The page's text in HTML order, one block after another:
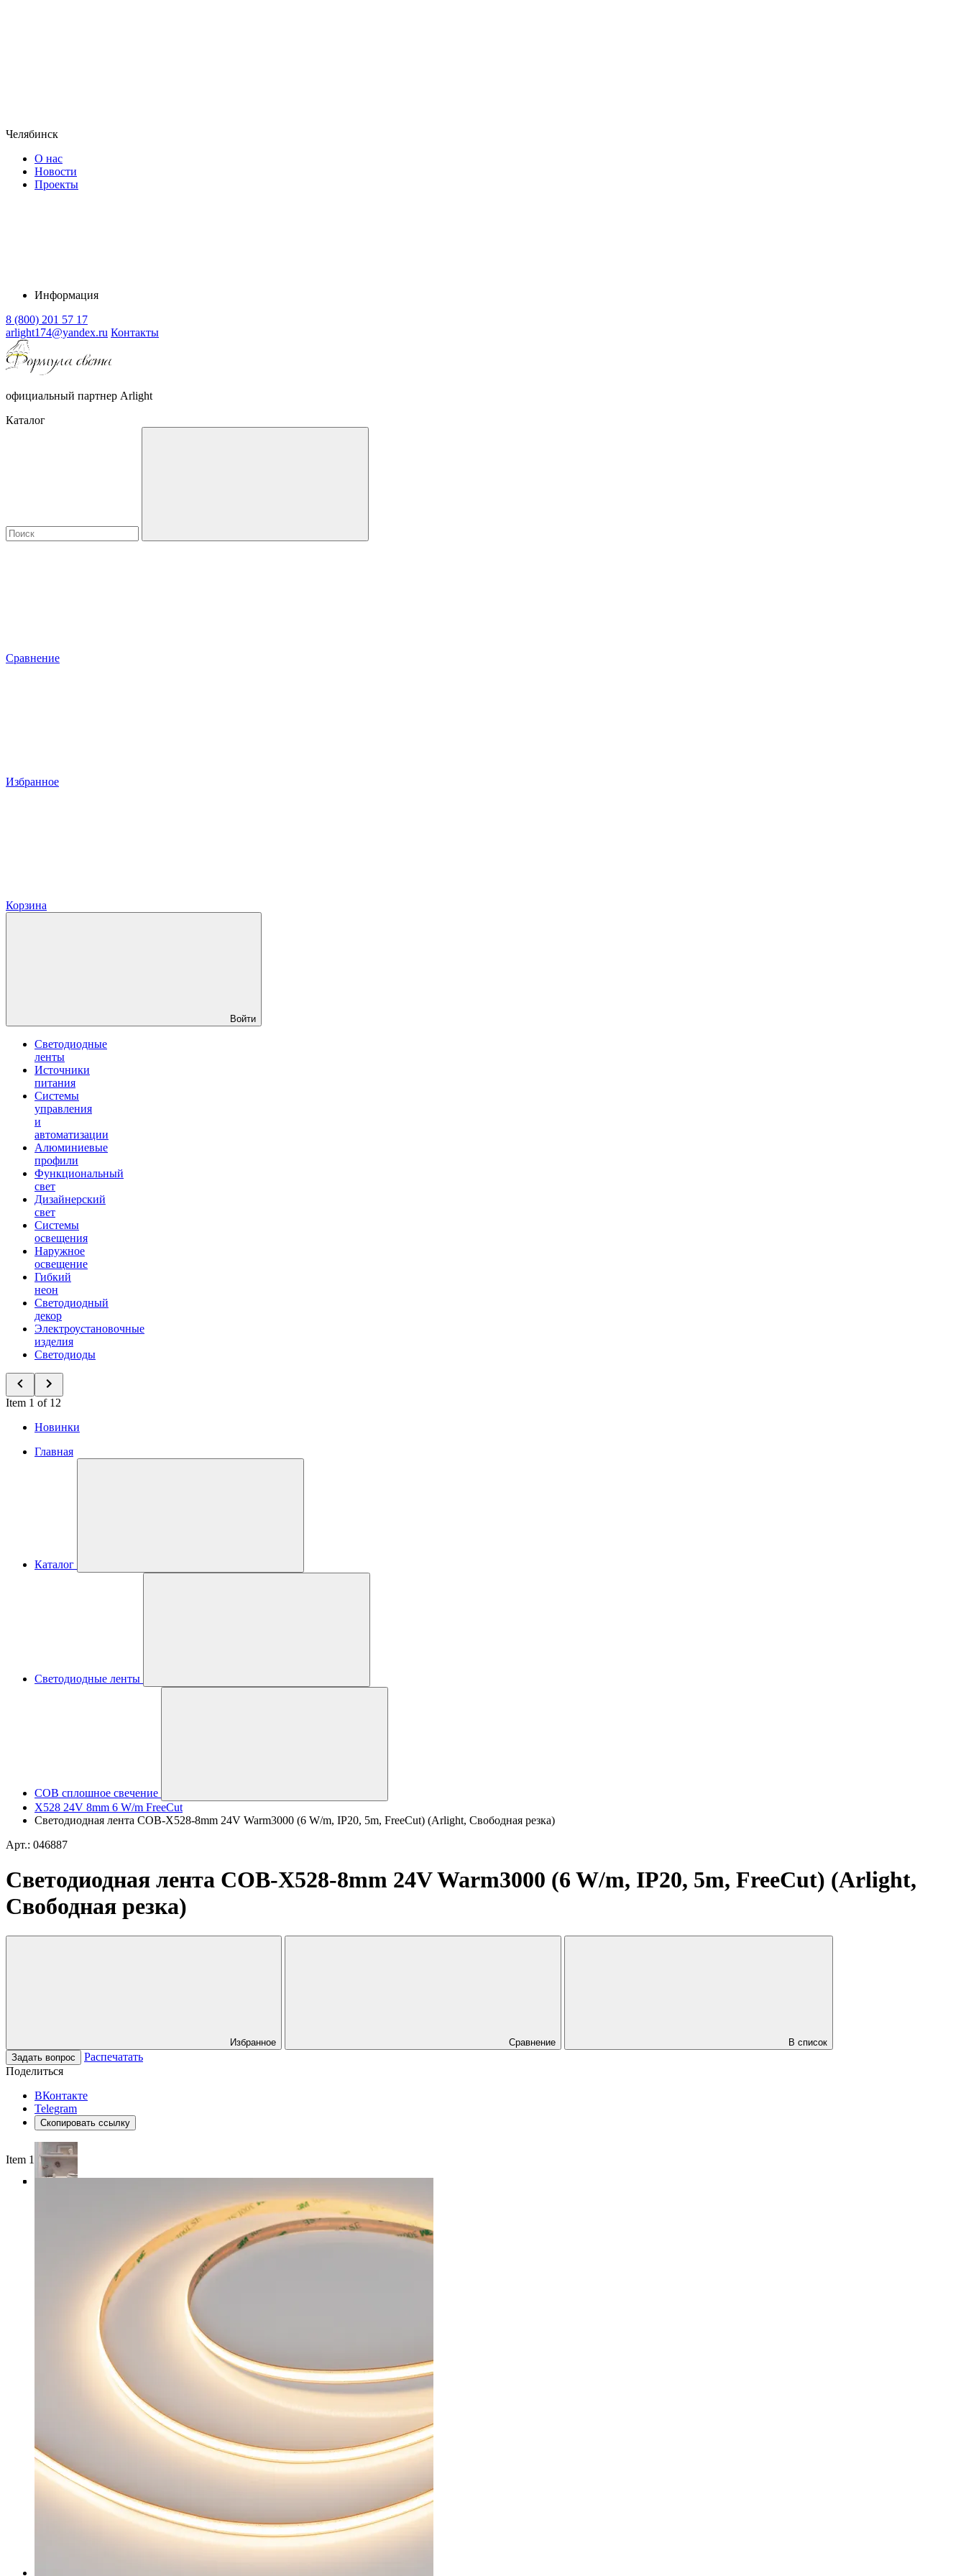
Челябинск
О нас
Новости
Проекты
Информация
8 (800) 201 57 17
arlight174@yandex.ru Контакты
официальный партнер Arlight
Каталог
Сравнение
Избранное
Корзина
Войти
Светодиодные
ленты
Источники
питания
Системы
управления
и
автоматизации
Алюминиевые
профили
Функциональный
свет
Дизайнерский
свет
Системы
освещения
Наружное
освещение
Гибкий
неон
Светодиодный
декор
Электроустановочные
изделия
Светодиоды
Item 1 of 12
Новинки
Главная
Каталог
Светодиодные ленты
COB сплошное свечение
X528 24V 8mm 6 W/m FreeCut
Светодиодная лента COB-X528-8mm 24V Warm3000 (6 W/m, IP20, 5m, FreeCut) (Arlight, Свободная резка)
Арт.: 046887
Светодиодная лента COB-X528-8mm 24V Warm3000 (6 W/m, IP20, 5m, FreeCut) (Arlight,
Свободная резка)
Избранное Сравнение
В список
Задать вопрос
Распечатать
Поделиться
ВКонтакте
Telegram
Скопировать ссылку
Item 1 of 4